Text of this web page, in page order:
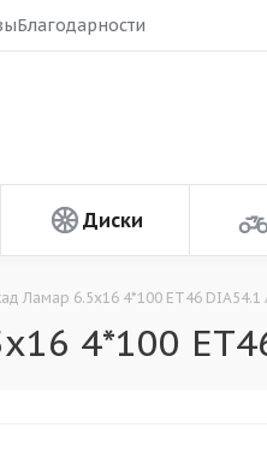
Благодарности
Диски
Ламар 6.5x16 4*100 ET46 DIA54.1
4*100